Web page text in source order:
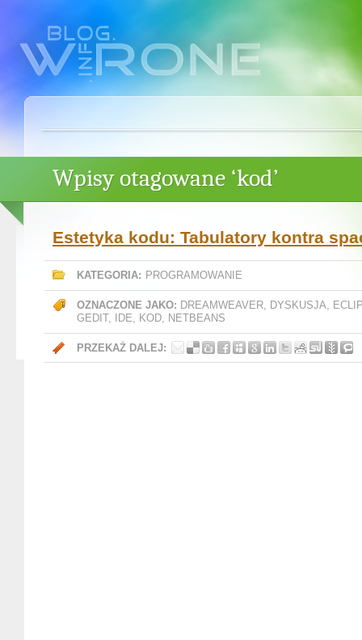
Wpisy otagowane ‘kod’
Estetyka kodu: Tabulatory kontra
KATEGORIA: PROGRAMOWANIE
OZNACZONE JAKO: DREAMWEAVER, DYSKUSJA,
GEDIT, IDE, KOD, NETBEANS
PRZEKAŻ DALEJ: